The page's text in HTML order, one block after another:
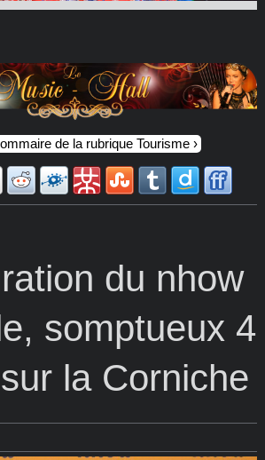
de la rubrique Tourisme
du nhow
somptueux 4
la Corniche